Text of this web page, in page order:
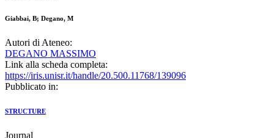
Giabbai, B; Degano, M
Autori di Ateneo:
DEGANO MASSIMO
Link alla scheda completa:
https://iris.unisr.it/handle/20.500.11768/139096
Pubblicato in:
STRUCTURE
Journal